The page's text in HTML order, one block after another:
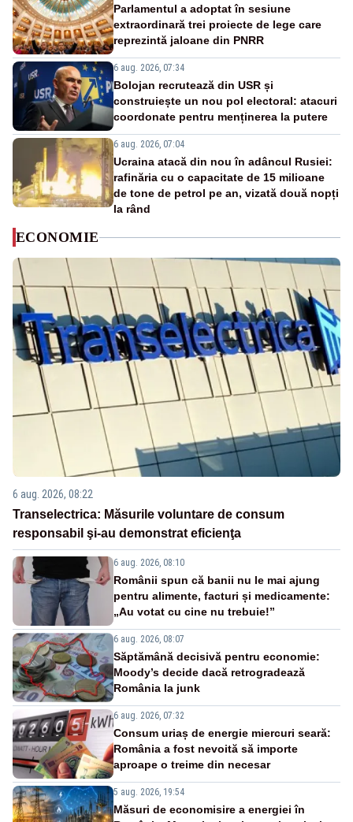
Parlamentul a adoptat în sesiune
extraordinară trei proiecte de lege care
reprezintă jaloane din PNRR
6 aug. 2026, 07:34
Bolojan recrutează din USR și
construiește un nou pol electoral: atacuri
coordonate pentru menținerea la putere
6 aug. 2026, 07:04
Ucraina atacă din nou în adâncul Rusiei:
rafinăria cu o capacitate de 15 milioane
de tone de petrol pe an, vizată două nopți
la rând
ECONOMIE
6 aug. 2026, 08:22
Transelectrica: Măsurile voluntare de consum
responsabil şi-au demonstrat eficienţa
6 aug. 2026, 08:10
Românii spun că banii nu le mai ajung
pentru alimente, facturi și medicamente:
„Au votat cu cine nu trebuie!”
6 aug. 2026, 08:07
Săptămână decisivă pentru economie:
Moody’s decide dacă retrogradează
România la junk
6 aug. 2026, 07:32
Consum uriaș de energie miercuri seară:
România a fost nevoită să importe
aproape o treime din necesar
5 aug. 2026, 19:54
Măsuri de economisire a energiei în